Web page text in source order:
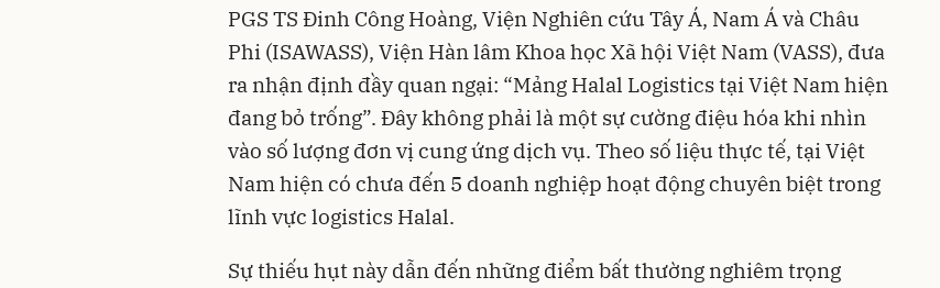
PGS TS Đinh Công Hoàng, Viện Nghiên cứu Tây Á, Nam Á và Châu
Phi (ISAWASS), Viện Hàn lâm Khoa học Xã hội Việt Nam (VASS), đưa
ra nhận định đầy quan ngại: “Mảng Halal Logistics tại Việt Nam hiện
đang bỏ trống”. Đây không phải là một sự cường điệu hóa khi nhìn
vào số lượng đơn vị cung ứng dịch vụ. Theo số liệu thực tế, tại Việt
Nam hiện có chưa đến 5 doanh nghiệp hoạt động chuyên biệt trong
lĩnh vực logistics Halal.
Sự thiếu hụt này dẫn đến những điểm bất thường nghiêm trọng